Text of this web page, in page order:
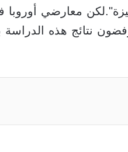
معارضي أوروبا
نتائج هذه